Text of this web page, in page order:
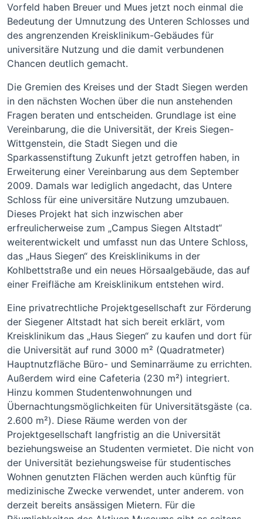
Vorfeld haben Breuer und Mues jetzt noch einmal die
Bedeutung der Umnutzung des Unteren Schlosses und
des angrenzenden Kreisklinikum-Gebäudes für
universitäre Nutzung und die damit verbundenen
Chancen deutlich gemacht.
Die Gremien des Kreises und der Stadt Siegen werden
in den nächsten Wochen über die nun anstehenden
Fragen beraten und entscheiden. Grundlage ist eine
Vereinbarung, die die Universität, der Kreis Siegen-
Wittgenstein, die Stadt Siegen und die
Sparkassenstiftung Zukunft jetzt getroffen haben, in
Erweiterung einer Vereinbarung aus dem September
2009. Damals war lediglich angedacht, das Untere
Schloss für eine universitäre Nutzung umzubauen.
Dieses Projekt hat sich inzwischen aber
erfreulicherweise zum „Campus Siegen Altstadt“
weiterentwickelt und umfasst nun das Untere Schloss,
das „Haus Siegen“ des Kreisklinikums in der
Kohlbettstraße und ein neues Hörsaalgebäude, das auf
einer Freifläche am Kreisklinikum entstehen wird.
Eine privatrechtliche Projektgesellschaft zur Förderung
der Siegener Altstadt hat sich bereit erklärt, vom
Kreisklinikum das „Haus Siegen“ zu kaufen und dort für
die Universität auf rund 3000 m² (Quadratmeter)
Hauptnutzfläche Büro- und Seminarräume zu errichten.
Außerdem wird eine Cafeteria (230 m²) integriert.
Hinzu kommen Studentenwohnungen und
Übernachtungsmöglichkeiten für Universitätsgäste (ca.
2.600 m²). Diese Räume werden von der
Projektgesellschaft langfristig an die Universität
beziehungsweise an Studenten vermietet. Die nicht von
der Universität beziehungsweise für studentisches
Wohnen genutzten Flächen werden auch künftig für
medizinische Zwecke verwendet, unter anderem. von
derzeit bereits ansässigen Mietern. Für die